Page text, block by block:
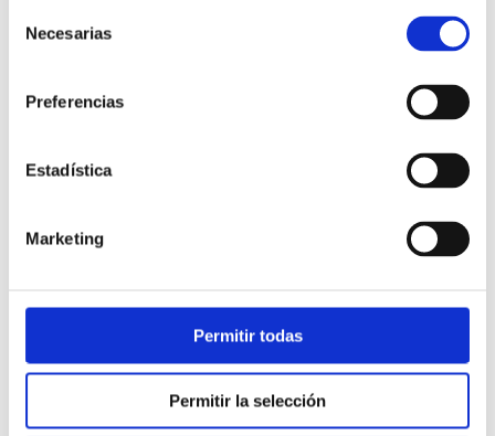
Necesarias
Preferencias
Estadística
Marketing
Permitir todas
Permitir la selección